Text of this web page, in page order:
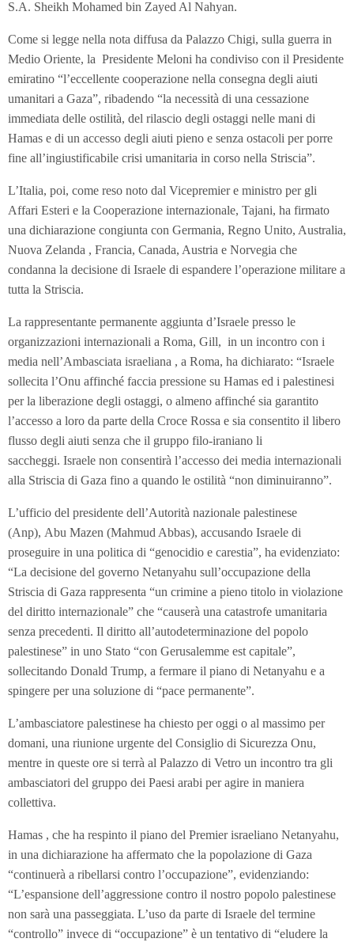
S.A. Sheikh Mohamed bin Zayed Al Nahyan.
Come si legge nella nota diffusa da Palazzo Chigi, sulla guerra in
Medio Oriente, la Presidente Meloni ha condiviso con il Presidente
emiratino “l’eccellente cooperazione nella consegna degli aiuti
umanitari a Gaza”, ribadendo “la necessità di una cessazione
immediata delle ostilità, del rilascio degli ostaggi nelle mani di
Hamas e di un accesso degli aiuti pieno e senza ostacoli per porre
fine all’ingiustificabile crisi umanitaria in corso nella Striscia”.
L’Italia, poi, come reso noto dal Vicepremier e ministro per gli
Affari Esteri e la Cooperazione internazionale, Tajani, ha firmato
una dichiarazione congiunta con Germania, Regno Unito, Australia,
Nuova Zelanda , Francia, Canada, Austria e Norvegia che
condanna la decisione di Israele di espandere l’operazione militare a
tutta la Striscia.
La rappresentante permanente aggiunta d’Israele presso le
organizzazioni internazionali a Roma, Gill, in un incontro con i
media nell’Ambasciata israeliana , a Roma, ha dichiarato: “Israele
sollecita l’Onu affinché faccia pressione su Hamas ed i palestinesi
per la liberazione degli ostaggi, o almeno affinché sia garantito
l’accesso a loro da parte della Croce Rossa e sia consentito il libero
flusso degli aiuti senza che il gruppo filo-iraniano li
saccheggi. Israele non consentirà l’accesso dei media internazionali
alla Striscia di Gaza fino a quando le ostilità “non diminuiranno”.
L’ufficio del presidente dell’Autorità nazionale palestinese
(Anp), Abu Mazen (Mahmud Abbas), accusando Israele di
proseguire in una politica di “genocidio e carestia”, ha evidenziato:
“La decisione del governo Netanyahu sull’occupazione della
Striscia di Gaza rappresenta “un crimine a pieno titolo in violazione
del diritto internazionale” che “causerà una catastrofe umanitaria
senza precedenti. Il diritto all’autodeterminazione del popolo
palestinese” in uno Stato “con Gerusalemme est capitale”,
sollecitando Donald Trump, a fermare il piano di Netanyahu e a
spingere per una soluzione di “pace permanente”.
L’ambasciatore palestinese ha chiesto per oggi o al massimo per
domani, una riunione urgente del Consiglio di Sicurezza Onu,
mentre in queste ore si terrà al Palazzo di Vetro un incontro tra gli
ambasciatori del gruppo dei Paesi arabi per agire in maniera
collettiva.
Hamas , che ha respinto il piano del Premier israeliano Netanyahu,
in una dichiarazione ha affermato che la popolazione di Gaza
“continuerà a ribellarsi contro l’occupazione”, evidenziando:
“L’espansione dell’aggressione contro il nostro popolo palestinese
non sarà una passeggiata. L’uso da parte di Israele del termine
“controllo” invece di “occupazione” è un tentativo di “eludere la